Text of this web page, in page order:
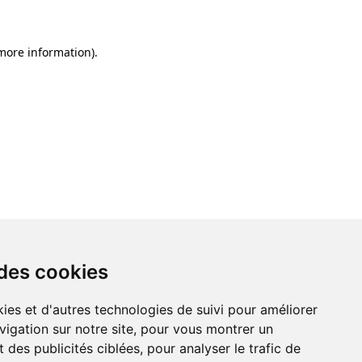
cookies
et d'autres technologies de suivi pour améliorer
sur notre site, pour vous montrer un
des publicités ciblées, pour analyser le trafic de
information).